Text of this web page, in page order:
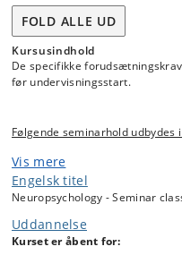
FOLD ALLE UD
Kursusindhold
De specifikke
før undervisningsstart.
Følgende seminarhold udbydes
Seminarhold 1 v/Randi
(voksne).
Kurset giver en grundlæggende
diagnostik, og rehabilitering af
forstyrrelser, der kan følge efter
Vis mere
Engelsk titel
Neuropsychology - Seminar
Uddannelse
Kurset er åbent for: